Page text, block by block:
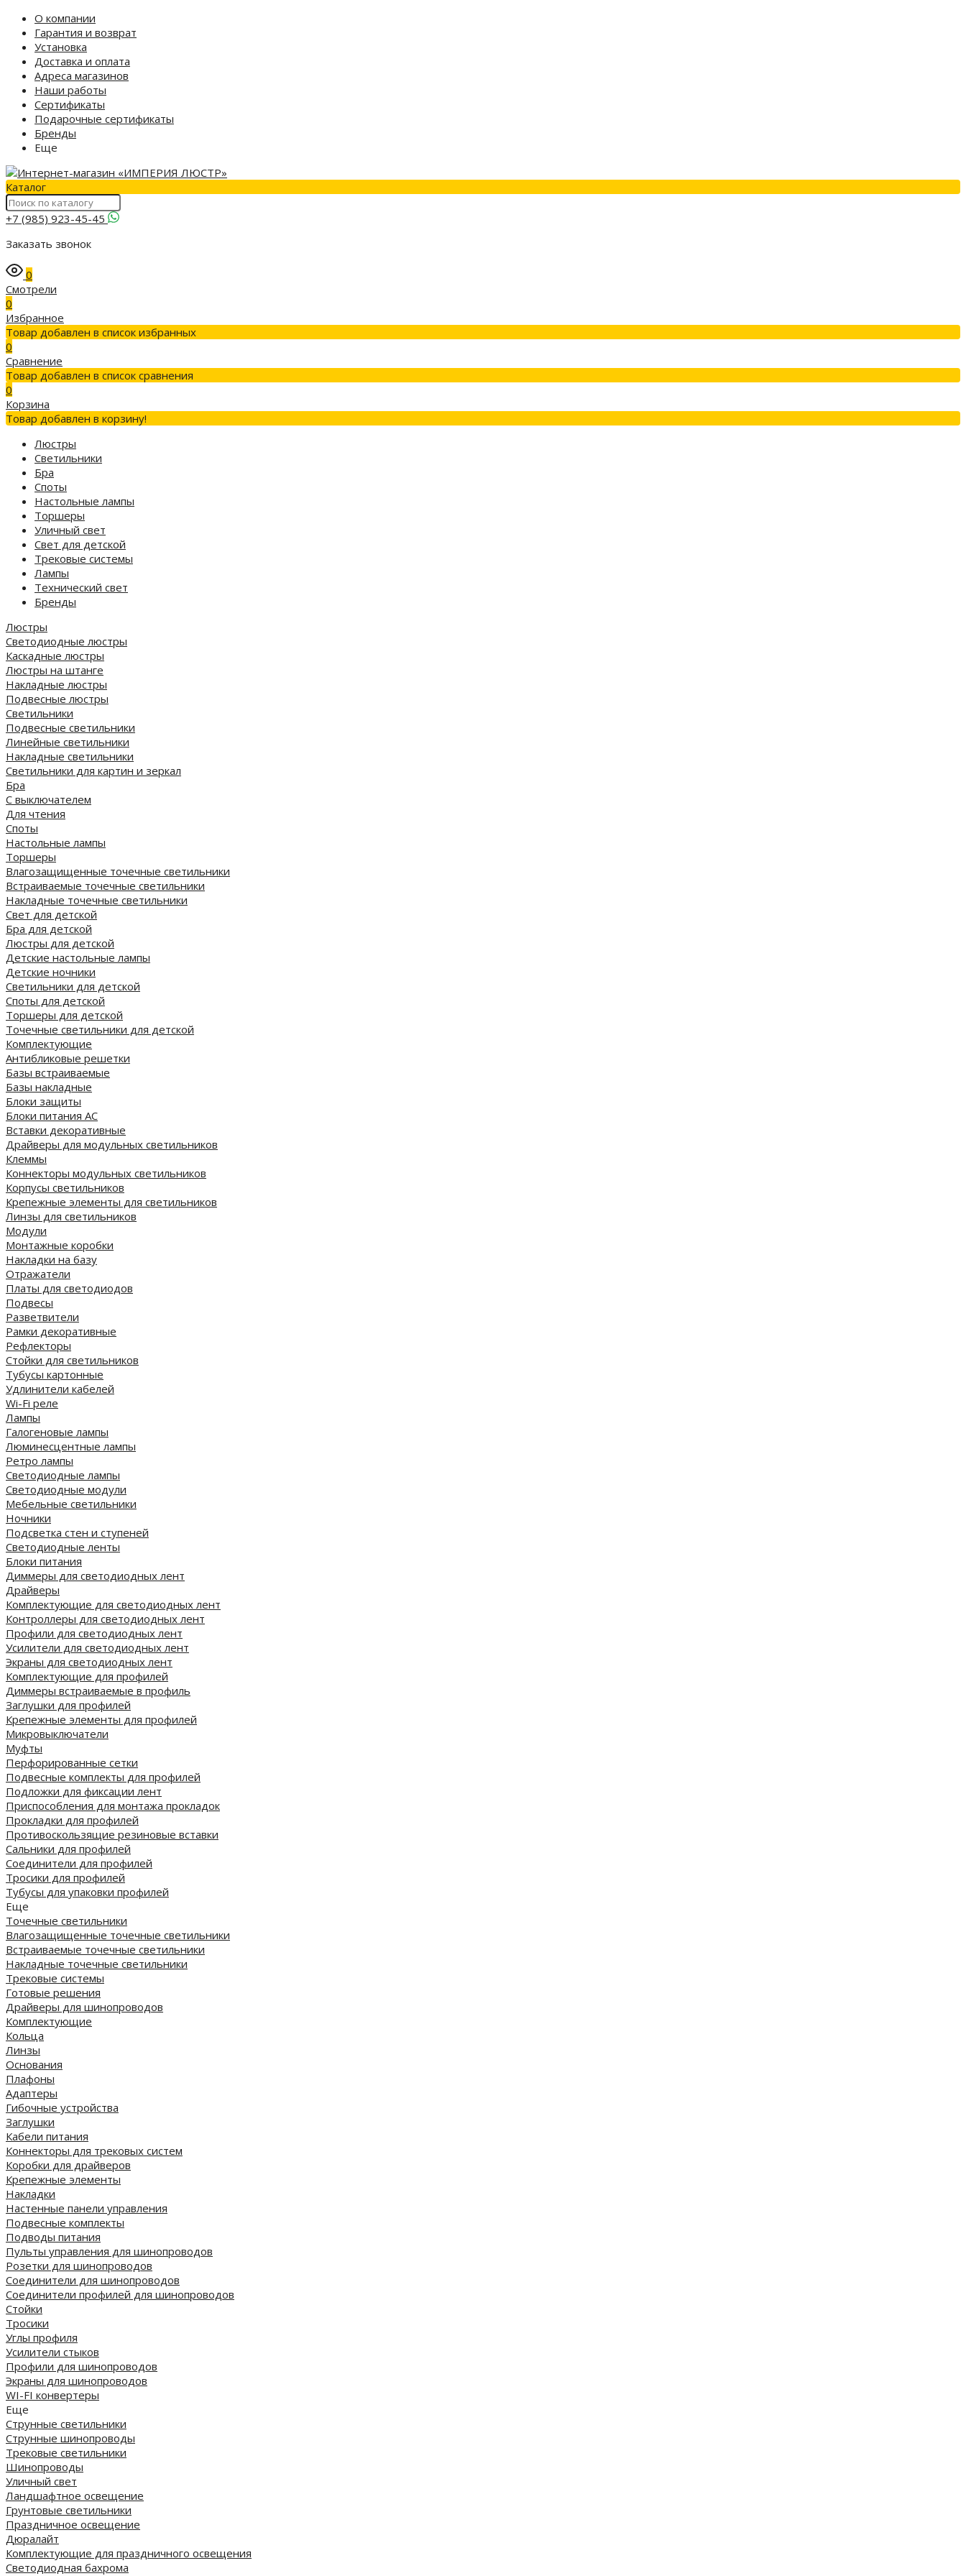
О компании
Гарантия и возврат
Установка
Доставка и оплата
Адреса магазинов
Наши работы
Сертификаты
Подарочные сертификаты
Бренды
Еще
Каталог
+7 (985) 923-45-45
Заказать звонок
0
Смотрели
0
Избранное
Товар добавлен в список избранных
0
Сравнение
Товар добавлен в список сравнения
0
Корзина
Товар добавлен в корзину!
Люстры
Светильники
Бра
Споты
Настольные лампы
Торшеры
Уличный свет
Свет для детской
Трековые системы
Лампы
Технический свет
Бренды
Люстры
Светодиодные люстры
Каскадные люстры
Люстры на штанге
Накладные люстры
Подвесные люстры
Светильники
Подвесные светильники
Линейные светильники
Накладные светильники
Светильники для картин и зеркал
Бра
С выключателем
Для чтения
Споты
Настольные лампы
Торшеры
Влагозащищенные точечные светильники
Встраиваемые точечные светильники
Накладные точечные светильники
Свет для детской
Бра для детской
Люстры для детской
Детские настольные лампы
Детские ночники
Светильники для детской
Споты для детской
Торшеры для детской
Точечные светильники для детской
Комплектующие
Антибликовые решетки
Базы встраиваемые
Базы накладные
Блоки защиты
Блоки питания AC
Вставки декоративные
Драйверы для модульных светильников
Клеммы
Коннекторы модульных светильников
Корпусы светильников
Крепежные элементы для светильников
Линзы для светильников
Модули
Монтажные коробки
Накладки на базу
Отражатели
Платы для светодиодов
Подвесы
Разветвители
Рамки декоративные
Рефлекторы
Стойки для светильников
Тубусы картонные
Удлинители кабелей
Wi-Fi реле
Лампы
Галогеновые лампы
Люминесцентные лампы
Ретро лампы
Светодиодные лампы
Светодиодные модули
Мебельные светильники
Ночники
Подсветка стен и ступеней
Светодиодные ленты
Блоки питания
Диммеры для светодиодных лент
Драйверы
Комплектующие для светодиодных лент
Контроллеры для светодиодных лент
Профили для светодиодных лент
Усилители для светодиодных лент
Экраны для светодиодных лент
Комплектующие для профилей
Диммеры встраиваемые в профиль
Заглушки для профилей
Крепежные элементы для профилей
Микровыключатели
Муфты
Перфорированные сетки
Подвесные комплекты для профилей
Подложки для фиксации лент
Приспособления для монтажа прокладок
Прокладки для профилей
Противоскользящие резиновые вставки
Сальники для профилей
Соединители для профилей
Тросики для профилей
Тубусы для упаковки профилей
Еще
Точечные светильники
Влагозащищенные точечные светильники
Встраиваемые точечные светильники
Накладные точечные светильники
Трековые системы
Готовые решения
Драйверы для шинопроводов
Комплектующие
Кольца
Линзы
Основания
Плафоны
Адаптеры
Гибочные устройства
Заглушки
Кабели питания
Коннекторы для трековых систем
Коробки для драйверов
Крепежные элементы
Накладки
Настенные панели управления
Подвесные комплекты
Подводы питания
Пульты управления для шинопроводов
Розетки для шинопроводов
Соединители для шинопроводов
Соединители профилей для шинопроводов
Стойки
Тросики
Углы профиля
Усилители стыков
Профили для шинопроводов
Экраны для шинопроводов
WI-FI конвертеры
Еще
Струнные светильники
Струнные шинопроводы
Трековые светильники
Шинопроводы
Уличный свет
Ландшафтное освещение
Грунтовые светильники
Праздничное освещение
Дюралайт
Комплектующие для праздничного освещения
Светодиодная бахрома